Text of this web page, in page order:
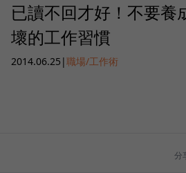
已讀不回才好！不要養
壞的工作習慣
2014.06.25 |職場/工作術
分